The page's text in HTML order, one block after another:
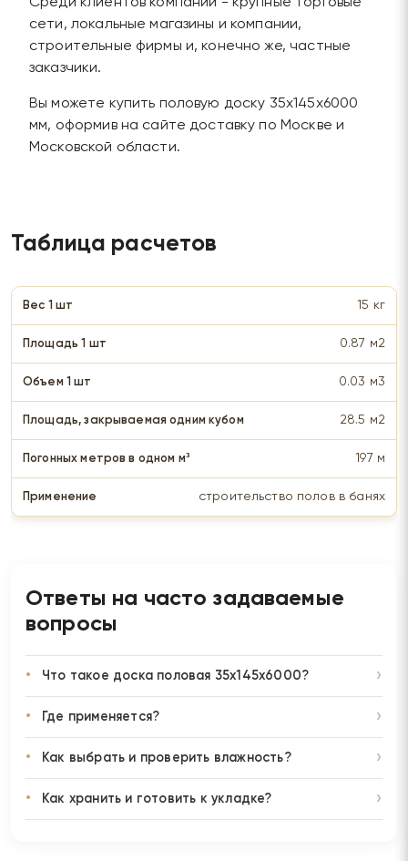
Среди клиентов компании - крупные торговые
сети, локальные магазины и компании,
строительные фирмы и, конечно же, частные
заказчики.
Вы можете купить половую доску 35х145х6000
мм, оформив на сайте доставку по Москве и
Московской области.
Таблица расчетов
15 кг
0.87 м2
0.03 м3
28.5 м2
197 м
строительство полов в банях
Ответы на часто задаваемые
вопросы
Что такое доска половая 35х145х6000?
Где применяется?
Как выбрать и проверить влажность?
Как хранить и готовить к укладке?